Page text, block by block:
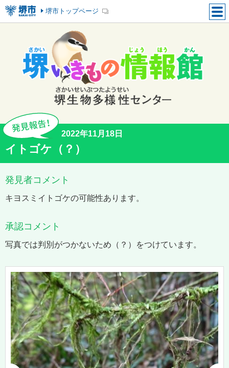
堺市トップページ
2022年11月18日
イトゴケ（？）
発見者コメント
キヨスミイトゴケの可能性あります。
承認コメント
写真では判別がつかないため（？）をつけています。